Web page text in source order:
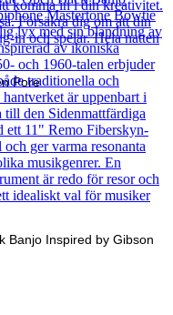
Pore
Banjo Inspired by Gibson